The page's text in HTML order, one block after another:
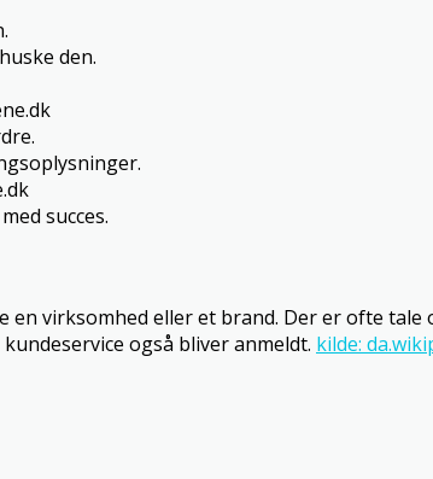
den.
succes.
virksomhed eller et brand. Der er ofte
også bliver anmeldt. kilde: